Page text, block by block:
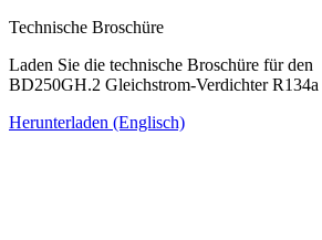
Technische Broschüre
Laden Sie die technische Broschüre für den
BD250GH.2 Gleichstrom-Verdichter R134a
Herunterladen (Englisch)